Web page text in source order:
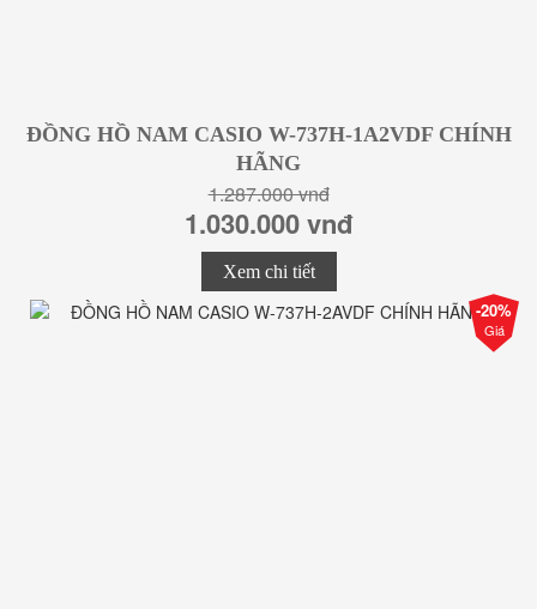
ĐỒNG HỒ NAM CASIO W-737H-1A2VDF CHÍNH
HÃNG
1.287.000 vnđ
1.030.000 vnđ
Xem chi tiết
-20%
Giá